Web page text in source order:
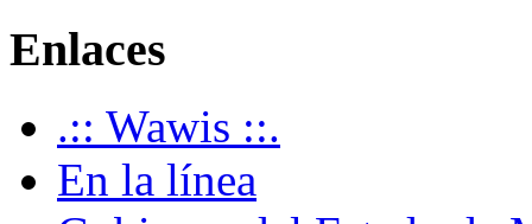
Enlaces
.:: Wawis ::.
En la línea